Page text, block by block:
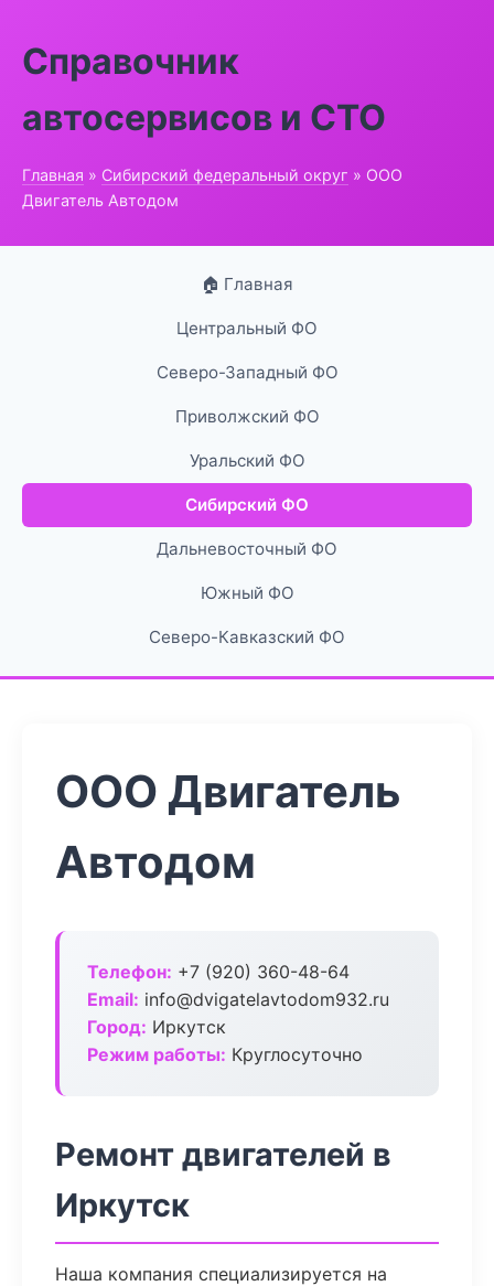
Справочник
автосервисов и СТО
Главная » Сибирский федеральный округ » ООО
Двигатель Автодом
🏠 Главная
Центральный ФО
Северо-Западный ФО
Приволжский ФО
Уральский ФО
Сибирский ФО
Дальневосточный ФО
Южный ФО
Северо-Кавказский ФО
ООО Двигатель
Автодом
Телефон: +7 (920) 360-48-64
Email: info@dvigatelavtodom932.ru
Город: Иркутск
Режим работы: Круглосуточно
Ремонт двигателей в
Иркутск
Наша компания специализируется на